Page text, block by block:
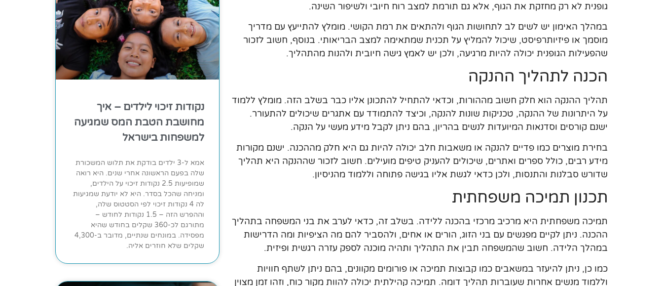
גופנית לא רק מחזקת את הגוף, אלא גם תורמת למצב רוח חיובי ולשיפור השינה.
במהלך האימון יש לשים לב לתחושות הגוף ולהתאים את רמת הקושי. מומלץ להתייעץ עם מדריך
מוסמך או פיזיותרפיסט, שיכול להמליץ על תכנית שמתאימה למצב הבריאותי. בנוסף, חשוב לזכור
שהפעילות הגופנית יכולה להיות מרגיעה, ולכן יש לאמץ גישה חיובית ולהנות מהתהליך.
הכנה לתהליך ההנקה
תהליך ההנקה הוא חלק חשוב מההורות, וכדאי להתחיל להתכונן אליו כבר בשלב הזה. מומלץ ללמוד
על היתרונות של ההנקה, טכניקות שונות להנקה, וכיצד להתמודד עם אתגרים שיכולים להתעורר.
ישנם קורסים וסדנאות המיועדות לנשים בהריון, בהם ניתן לקבל מידע מעשי על הנקה.
בחירת מוצרים כמו פדיים להנקה או משאבות חלב יכולה להיות גם היא חלק מההכנה. ישנם מקורות
מידע רבים, כולל ספרים ואתרים, שיכולים להעניק טיפים מועילים. חשוב לזכור שההנקה היא תהליך
שדורש סבלנות והתנסות, ולכן כדאי לגשת אליו בגישה פתוחה וללמוד מהניסיון.
תכנון תמיכה משפחתית
תמיכה משפחתית היא מרכיב מרכזי בהכנה ללידה. בשלב זה, כדאי לערב את בני המשפחה בתהליך
ההכנה. ניתן לקיים מפגשים עם בני הזוג, הורים או אחים, ולהסביר להם מה הציפיות ומה הדרישות
במהלך הלידה. חשוב שהמשפחה תבין את התהליך ותהיה מוכנה לספק עזרה רגשית ופיזית.
כמו כן, ניתן להיעזר במשאבים כמו קבוצות תמיכה או פורומים מקוונים, בהם ניתן לשתף חוויות
וללמוד מנשים אחרות שעוברות תהליך דומה. תמיכה קהילתית יכולה להוות מקור כוח, וזהו זמן מצוין
נקודות זיכוי לילדים – איך
מחושבת הטבת המס שמגיעה
למשפחות בישראל
אמא ל-3 ילדים בודקת את תלוש המשכורת
שלה בפעם הראשונה אחרי שנים. היא רואה
שמופיעות 2.5 נקודות זיכוי על הילדים,
ומניחה שהכל בסדר. היא לא יודעת שמגיעות
לה 4 נקודות זיכוי לפי הסטטוס שלה,
וההפרש הזה – 1.5 נקודות לחודש –
מתורגם לכ-360 שקלים בחודש שהיא
מפסידה. במונחים שנתיים, מדובר ב-4,300
שקלים שלא חוזרים אליה.